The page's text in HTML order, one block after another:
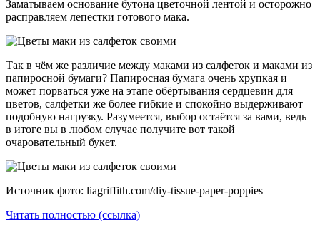
Заматываем основание бутона цветочной лентой и осторожно
расправляем лепестки готового мака.
Так в чём же различие между маками из салфеток и маками из
папиросной бумаги? Папиросная бумага очень хрупкая и
может порваться уже на этапе обёртывания сердцевин для
цветов, салфетки же более гибкие и спокойно выдерживают
подобную нагрузку. Разумеется, выбор остаётся за вами, ведь
в итоге вы в любом случае получите вот такой
очаровательный букет.
Источник фото: liagriffith.com/diy-tissue-paper-poppies
Читать полностью (ссылка)